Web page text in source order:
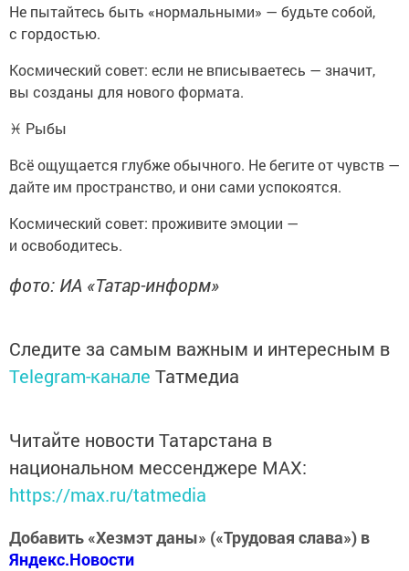
Не пытайтесь быть «нормальными» — будьте собой,
с гордостью.
Космический совет: если не вписываетесь — значит,
вы созданы для нового формата.
♓ Рыбы
Всё ощущается глубже обычного. Не бегите от чувств —
дайте им пространство, и они сами успокоятся.
Космический совет: проживите эмоции —
и освободитесь.
фото: ИА «Татар-информ»
Следите за самым важным и интересным в
Telegram-канале Татмедиа
Читайте новости Татарстана в
национальном мессенджере MАХ:
https://max.ru/tatmedia
Добавить «Хезмэт даны» («Трудовая слава») в
Яндекс.Новости